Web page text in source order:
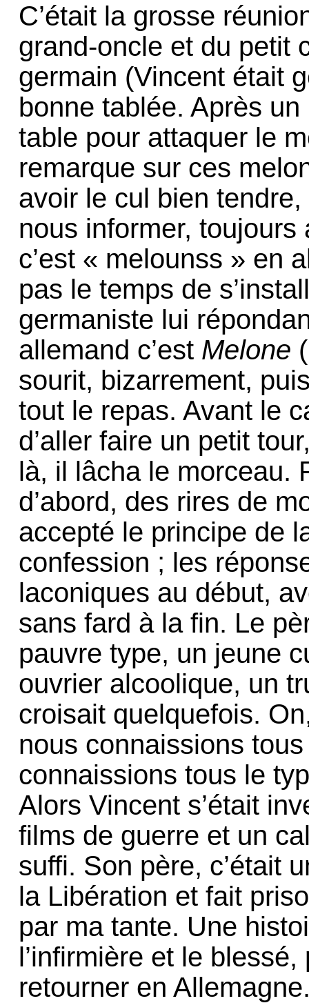
C’était la grosse
grand-oncle et du petit
germain (Vincent était
bonne tablée. Après
table pour attaquer le
remarque sur ces
avoir le cul bien
nous informer, toujours
c’est « melounss » en
pas le temps de
germaniste lui
allemand c’est Melone
sourit, bizarrement,
tout le repas. Avant le
d’aller faire un petit
là, il lâcha le morceau.
d’abord, des rires de
accepté le principe de
confession ; les
laconiques au début,
sans fard à la fin. Le
pauvre type, un jeune
ouvrier alcoolique, un
croisait quelquefois.
nous connaissions tous
connaissions tous le
Alors Vincent s’était
films de guerre et un
suffi. Son père, c’était
la Libération et fait
par ma tante. Une
l’infirmière et le
retourner en